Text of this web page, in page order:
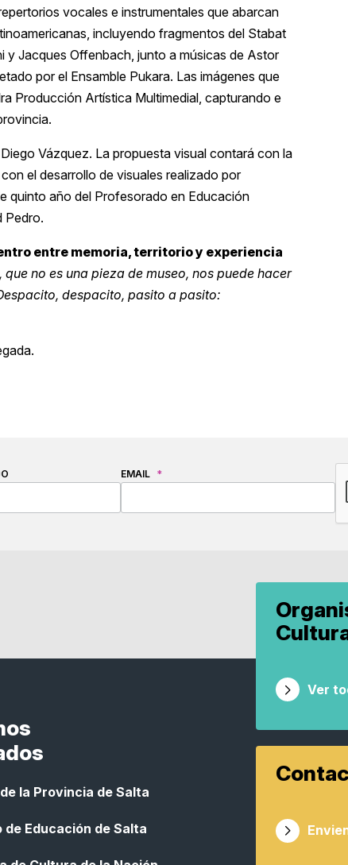
vocales e instrumentales que abarcan
incluyendo fragmentos del Stabat
y Jacques Offenbach, junto a músicas de Astor
por el Ensamble Pukara. Las imágenes que
Producción Artística Multimedial, capturando e
Vázquez. La propuesta visual contará con la
el desarrollo de visuales realizado por
quinto año del Profesorado en Educación
Pedro.
entre memoria, territorio y experiencia
no es una pieza de museo, nos puede hacer
despacito, pasito a pasito:
EMAIL *
la Provincia de Salta
de Educación de Salta
Ver